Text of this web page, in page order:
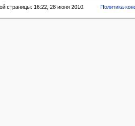
страницы: 16:22, 28 июня 2010. Политика